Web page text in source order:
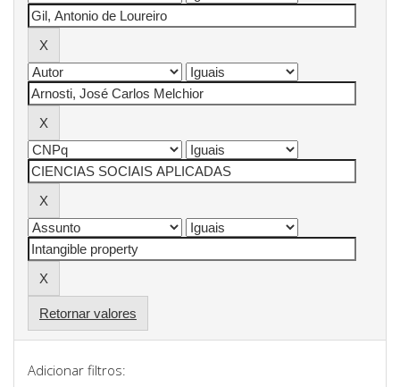
Retornar valores
Adicionar filtros: